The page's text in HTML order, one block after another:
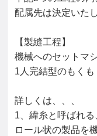
配属先は決定いた
【製縫工程】
機械へのセットマ
1人完結型のもくも
詳しくは、、、
1、緯糸と呼ばれ
ロール状の製品を